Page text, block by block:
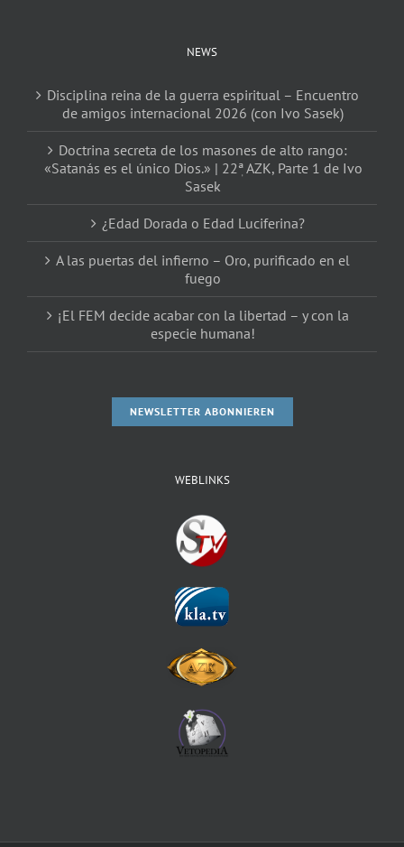
NEWS
Disciplina reina de la guerra espiritual – Encuentro
de amigos internacional 2026 (con Ivo Sasek)
Doctrina secreta de los masones de alto rango:
«Satanás es el único Dios.» | 22ٖª AZK, Parte 1 de Ivo
Sasek
¿Edad Dorada o Edad Luciferina?
A las puertas del infierno – Oro, purificado en el
fuego
¡El FEM decide acabar con la libertad – y con la
especie humana!
NEWSLETTER ABONNIEREN
WEBLINKS